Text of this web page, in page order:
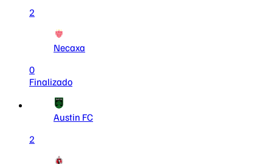
2
Necaxa
0
Finalizado
Austin FC
2